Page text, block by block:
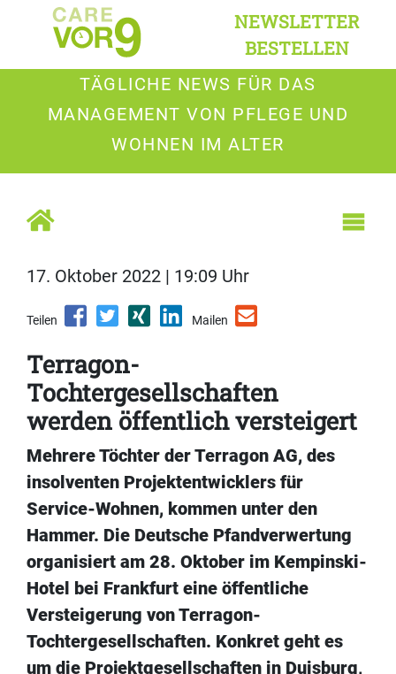
NEWSLETTER
BESTELLEN
TÄGLICHE NEWS FÜR DAS
MANAGEMENT VON PFLEGE UND
WOHNEN IM ALTER
17. Oktober 2022 | 19:09 Uhr
Teilen Mailen
Terragon-
Tochtergesellschaften
werden öffentlich versteigert
Mehrere Töchter der Terragon AG, des
insolventen Projektentwicklers für
Service-Wohnen, kommen unter den
Hammer. Die Deutsche Pfandverwertung
organisiert am 28. Oktober im Kempinski-
Hotel bei Frankfurt eine öffentliche
Versteigerung von Terragon-
Tochtergesellschaften. Konkret geht es
um die Projektgesellschaften in Duisburg,